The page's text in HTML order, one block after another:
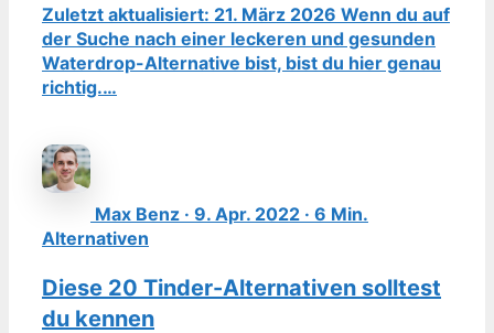
Zuletzt aktualisiert: 21. März 2026 Wenn du auf
der Suche nach einer leckeren und gesunden
Waterdrop-Alternative bist, bist du hier genau
richtig.…
Max Benz · 9. Apr. 2022 · 6 Min.
Alternativen
Diese 20 Tinder-Alternativen solltest
du kennen